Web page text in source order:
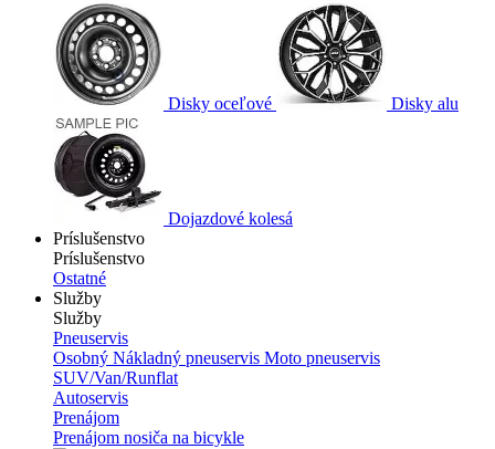
Disky oceľové Disky alu
Dojazdové kolesá
Príslušenstvo
Príslušenstvo
Ostatné
Služby
Služby
Pneuservis
Osobný Nákladný pneuservis Moto pneuservis
SUV/Van/Runflat
Autoservis
Prenájom
Prenájom nosiča na bicykle